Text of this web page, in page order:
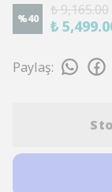
%40
₺ 9,165.00
₺
Paylaş: